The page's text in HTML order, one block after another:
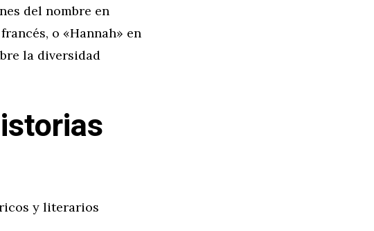
del nombre en
o «Hannah» en
la diversidad
y literarios